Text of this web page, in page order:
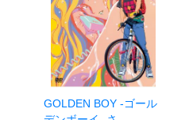
GOLDEN BOY -ゴール